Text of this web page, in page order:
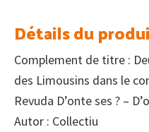
Détails du
Complement de titre :
des Limousins dans le
Revuda D’onte ses ? –
Autor : Collectiu